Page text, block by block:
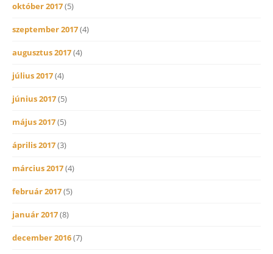
október 2017(5)
szeptember 2017(4)
augusztus 2017(4)
július 2017(4)
június 2017(5)
május 2017(5)
április 2017(3)
március 2017(4)
február 2017(5)
január 2017(8)
december 2016(7)